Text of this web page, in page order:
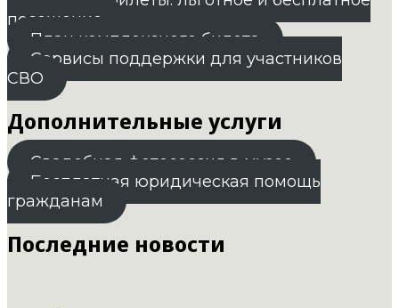
посещение
План комплексного билета
Сервисы поддержки для участников
СВО
Дополнительные услуги
Свадебная фотосессия в музее
Бесплатная юридическая помощь
гражданам
Последние новости